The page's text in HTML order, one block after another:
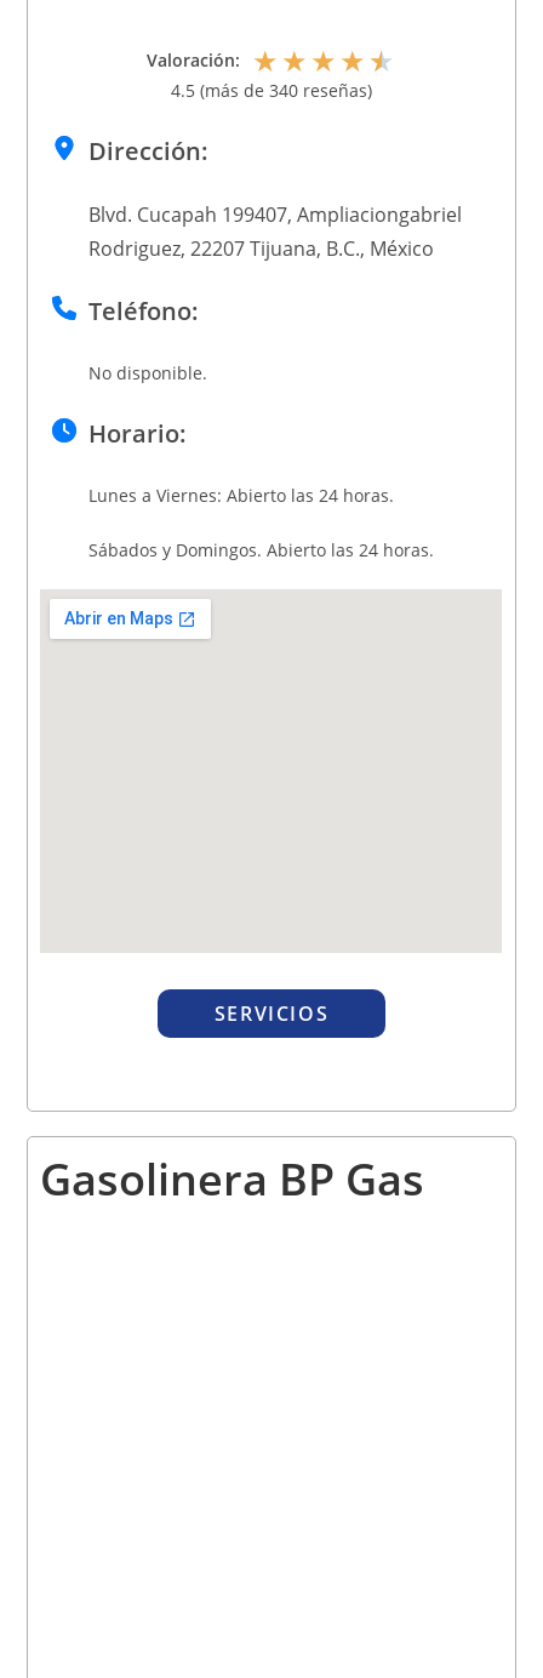
Valoración: ★★★★★
4.5 (más de 340 reseñas)
Dirección:
Blvd. Cucapah 199407, Ampliaciongabriel
Rodriguez, 22207 Tijuana, B.C., México
Teléfono:
No disponible.
Horario:
Lunes a Viernes: Abierto las 24 horas.
Sábados y Domingos. Abierto las 24 horas.
SERVICIOS
Gasolinera BP Gas